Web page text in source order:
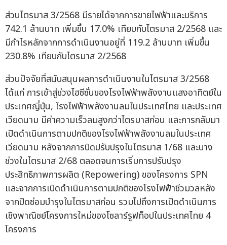
ส่วนไตรมาส 3/2568 มีรายได้จากการขายไฟฟ้าและบริการ
742.1 ล้านบาท เพิ่มขึ้น 17.0% เทียบกับไตรมาส 2/2568 และ
มีกำไรหลักจากการดำเนินงานอยู่ที่ 119.2 ล้านบาท เพิ่มขึ้น
230.8% เทียบกับไตรมาส 2/2568
ส่วนปัจจัยที่สนับสนุนผลการดำเนินงานในไตรมาส 3/2568
ได้แก่ การเข้าสู่ช่วงไฮซีซั่นของโรงไฟฟ้าพลังงานแสงอาทิตย์ใน
ประเทศญี่ปุ่น, โรงไฟฟ้าพลังงานลมในประเทศไทย และประเทศ
เวียดนาม มีค่าความเร็วลมสูงกว่าไตรมาสก่อน และการกลับมา
เปิดดำเนินการตามปกติของโรงไฟฟ้าพลังงานลมในประเทศ
เวียดนาม หลังจากการปิดปรับปรุงในไตรมาส 1/68 และบาง
ช่วงในไตรมาส 2/68 ตลอดจนการเริ่มการปรับปรุง
ประสิทธิภาพการผลิต (Repowering) ของโครงการ SPN
และจากการเปิดดำเนินการตามปกติของโรงไฟฟ้าชีวมวลหลัง
จากปิดซ่อมบำรุงในไตรมาสก่อน รวมไปถึงการเปิดดำเนินการ
เชิงพาณิชย์โครงการใหม่ของโซลาร์รูฟท็อปในประเทศไทย 4
โครงการ